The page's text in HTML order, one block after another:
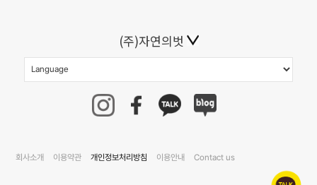
(주)자연의벗
회사소개 이용약관 개인정보처리방침 이용안내 Contact us